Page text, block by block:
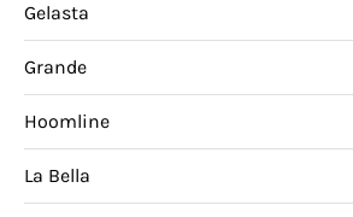
Gelasta
Grande
Hoomline
La Bella